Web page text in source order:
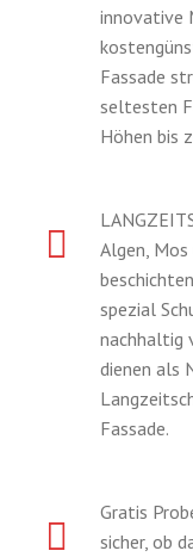
innovative
Fassade
seltesten
Höhen bis
Algen, Mos
spezial
nachhaltig
dienen als
Fassade.
Gratis
sicher, ob